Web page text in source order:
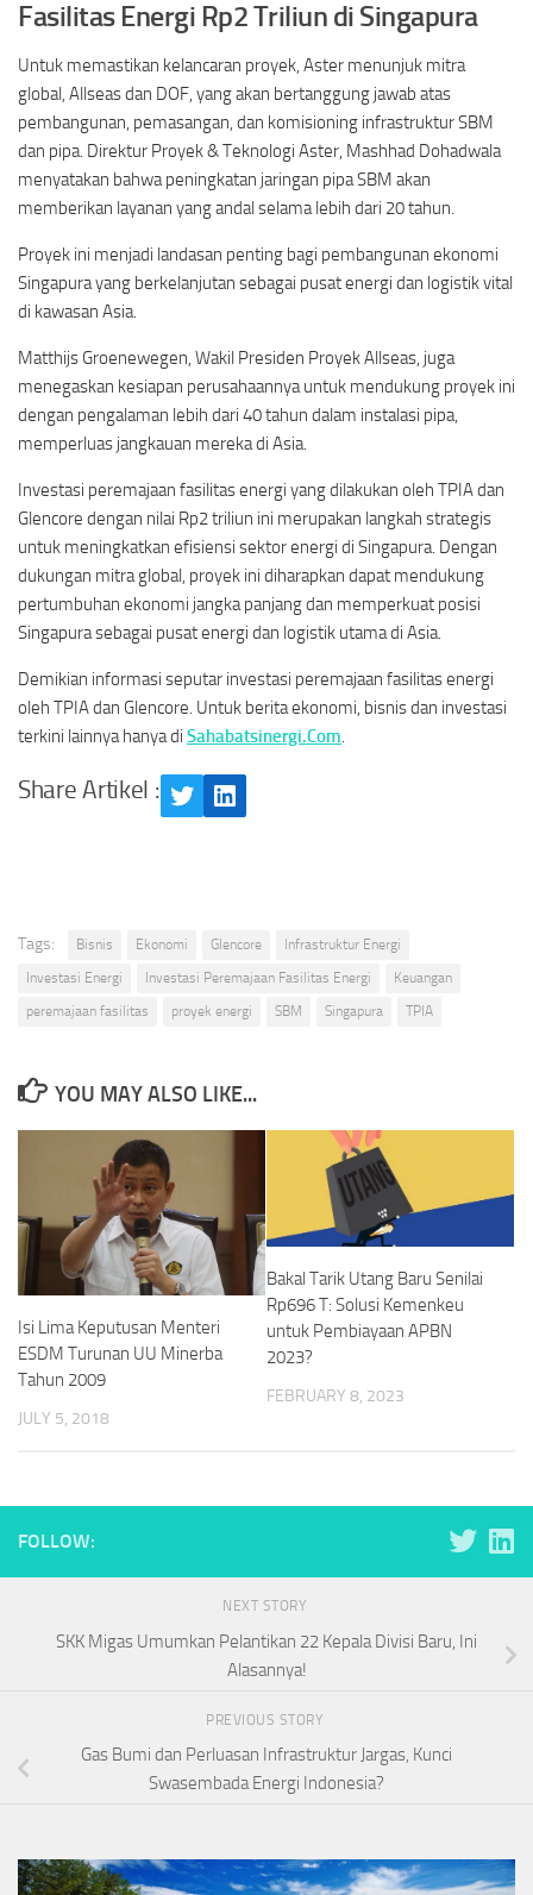
Fasilitas Energi Rp2 Triliun di Singapura
Untuk memastikan kelancaran proyek, Aster menunjuk mitra
global, Allseas dan DOF, yang akan bertanggung jawab atas
pembangunan, pemasangan, dan komisioning infrastruktur SBM
dan pipa. Direktur Proyek & Teknologi Aster, Mashhad Dohadwala
menyatakan bahwa peningkatan jaringan pipa SBM akan
memberikan layanan yang andal selama lebih dari 20 tahun.
Proyek ini menjadi landasan penting bagi pembangunan ekonomi
Singapura yang berkelanjutan sebagai pusat energi dan logistik vital
di kawasan Asia.
Matthijs Groenewegen, Wakil Presiden Proyek Allseas, juga
menegaskan kesiapan perusahaannya untuk mendukung proyek ini
dengan pengalaman lebih dari 40 tahun dalam instalasi pipa,
memperluas jangkauan mereka di Asia.
Investasi peremajaan fasilitas energi yang dilakukan oleh TPIA dan
Glencore dengan nilai Rp2 triliun ini merupakan langkah strategis
untuk meningkatkan efisiensi sektor energi di Singapura. Dengan
dukungan mitra global, proyek ini diharapkan dapat mendukung
pertumbuhan ekonomi jangka panjang dan memperkuat posisi
Singapura sebagai pusat energi dan logistik utama di Asia.
Demikian informasi seputar investasi peremajaan fasilitas energi
oleh TPIA dan Glencore. Untuk berita ekonomi, bisnis dan investasi
terkini lainnya hanya di Sahabatsinergi.Com.
Share Artikel :
TwitterLinkedIn
Tags: Bisnis Ekonomi Glencore
Infrastruktur Energi
Investasi Energi
Investasi Peremajaan Fasilitas Energi
Keuangan
peremajaan fasilitas
proyek energi SBM Singapura TPIA
YOU MAY ALSO LIKE...
Isi Lima Keputusan Menteri
ESDM Turunan UU Minerba
Tahun 2009
JULY 5, 2018
Bakal Tarik Utang Baru Senilai
Rp696 T: Solusi Kemenkeu
untuk Pembiayaan APBN
2023?
FEBRUARY 8, 2023
FOLLOW:
NEXT STORY
SKK Migas Umumkan Pelantikan 22 Kepala Divisi Baru, Ini
Alasannya!
PREVIOUS STORY
Gas Bumi dan Perluasan Infrastruktur Jargas, Kunci
Swasembada Energi Indonesia?